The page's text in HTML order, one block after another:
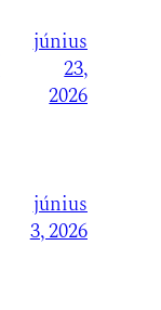
június
23,
2026
június
3, 2026